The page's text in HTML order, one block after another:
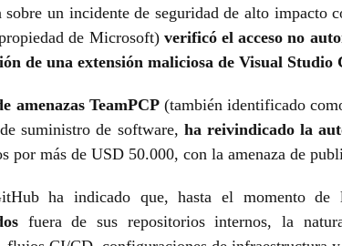
sobre un incidente de seguridad de alto impacto
de Microsoft) verificó el acceso no
de una extensión maliciosa de Visual Studio
amenazas TeamPCP(también identificado
suministro de software, ha reivindicado la
por más de USD 50.000, con la amenaza de
ha indicado que, hasta el momento
fuera de sus repositorios internos, la